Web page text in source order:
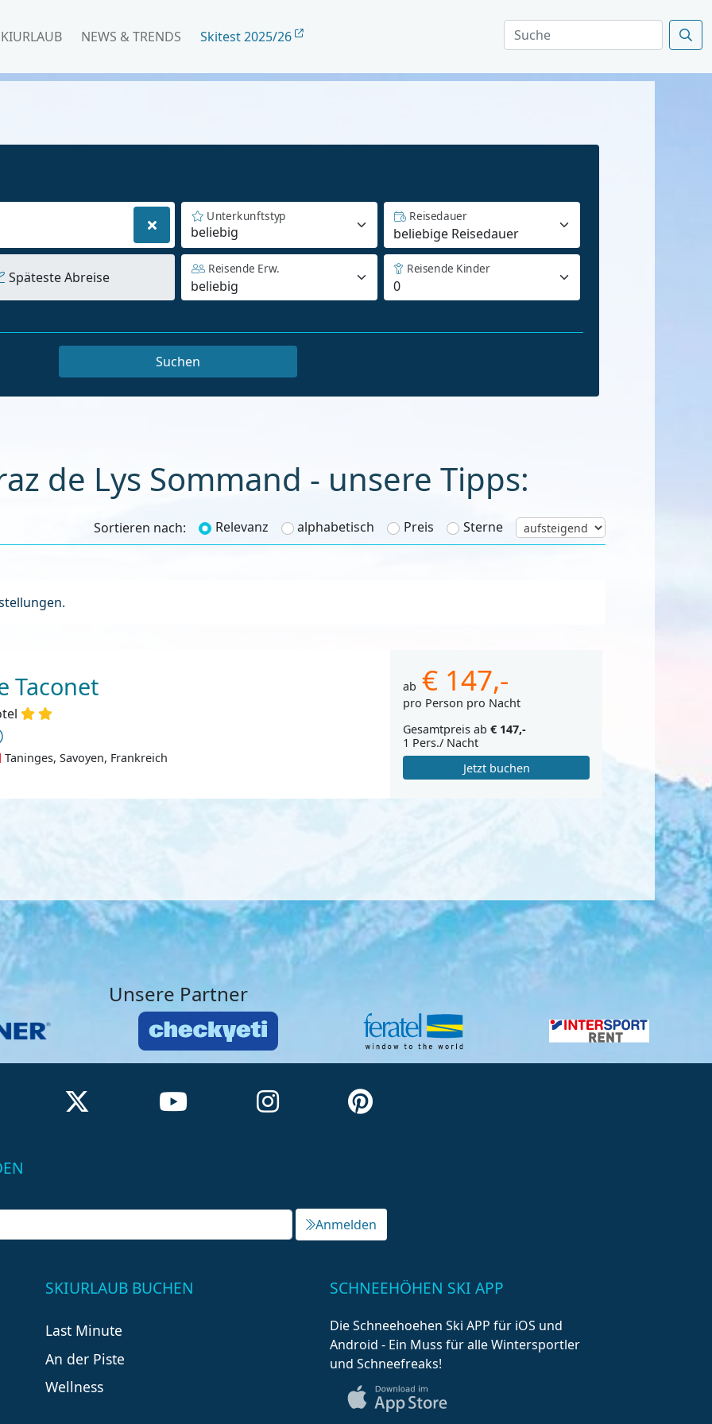
NEWS & TRENDS Skitest 2025/26
beliebig
Unterkunftstyp Reisedauer
Späteste Abreise
Reisende Erw. Reisende Kinder
de Lys Sommand - unsere Tipps:
Sortieren nach: Relevanz alphabetisch Preis Sterne
Taconet
Taninges, Savoyen, Frankreich
ab € 147,-
pro Person pro Nacht
Gesamtpreis ab € 147,-
1 Pers./ Nacht
Jetzt buchen
Unsere Partner
Anmelden
SKIURLAUB BUCHEN
Last Minute
An der Piste
Wellness
SCHNEEHÖHEN SKI APP
Die Schneehoehen Ski APP für iOS und
Android - Ein Muss für alle Wintersportler
und Schneefreaks!